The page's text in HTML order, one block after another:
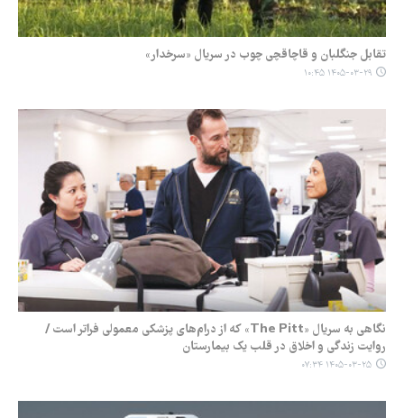
تقابل جنگلبان و قاچاقچی چوب در سریال «سرخدار»
۱۴۰۵-۰۳-۲۹ ۱۰:۴۵
نگاهی به سریال «The Pitt» که از درام‌های پزشکی معمولی فراتر است /
روایت زندگی و اخلاق در قلب یک بیمارستان
۱۴۰۵-۰۳-۲۵ ۰۷:۳۴